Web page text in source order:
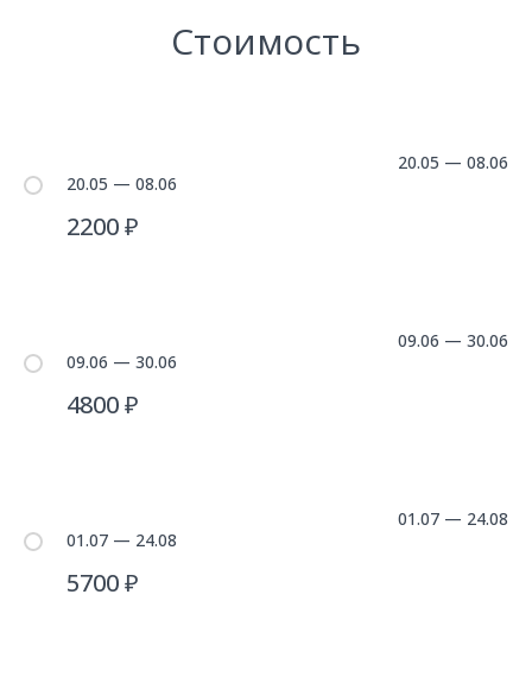
Стоимость
20.05 — 08.06
20.05 — 08.06
2200 ₽
09.06 — 30.06
09.06 — 30.06
4800 ₽
01.07 — 24.08
01.07 — 24.08
5700 ₽